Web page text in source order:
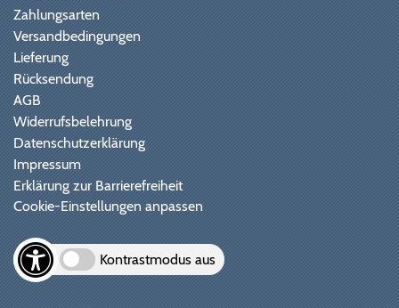
Zahlungsarten
Versandbedingungen
Lieferung
Rücksendung
AGB
Widerrufsbelehrung
Datenschutzerklärung
Impressum
Erklärung zur Barrierefreiheit
Cookie-Einstellungen anpassen
Kontrastmodus aus